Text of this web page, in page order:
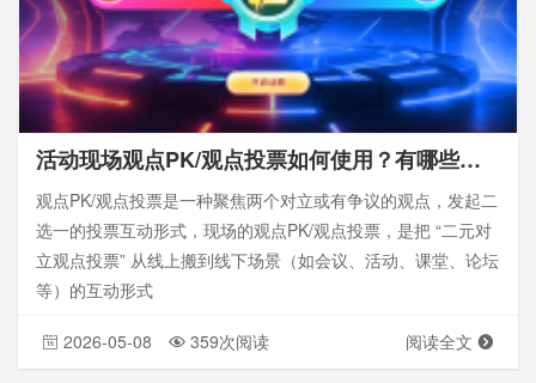
活动现场观点PK/观点投票如何使用？有哪些观点话题？附带设置教程
观点PK/观点投票是一种聚焦两个对立或有争议的观点，发起二
选一的投票互动形式，现场的观点PK/观点投票，是把 “二元对
立观点投票” 从线上搬到线下场景（如会议、活动、课堂、论坛
等）的互动形式
2026-05-08 359次阅读 阅读全文